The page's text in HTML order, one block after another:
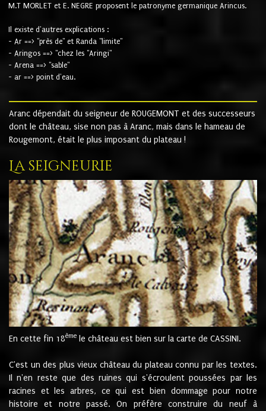
M.T MORLET et E. NEGRE proposent le patronyme germanique Arincus.
Il existe d'autres explications :
- Ar ==> "près de" et Randa "limite"
- Aringos ==> "chez les "Aringi"
- Arena ==> "sable"
- ar ==> point d'eau.
Aranc dépendait du seigneur de ROUGEMONT et des successeurs
dont le château, sise non pas à Aranc, mais dans le hameau de
Rougemont, était le plus imposant du plateau !
La seigneurie
En cette fin 18ème le château est bien sur la carte de CASSINI.
C'est un des plus vieux château du plateau connu par les textes.
Il n'en reste que des ruines qui s'écroulent poussées par les
racines et les arbres, ce qui est bien dommage pour notre
histoire et notre passé. On préfère construire du neuf à